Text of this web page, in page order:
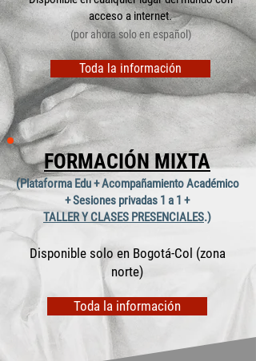
acceso a internet.
(por ahora solo en español)
Toda la información
FORMACIÓN MIXTA
(Plataforma Edu + Acompañamiento Académico
+ Sesiones privadas 1 a 1 +
TALLER Y CLASES PRESENCIALES.)
Disponible solo en Bogotá-Col (zona
norte)
Toda la información